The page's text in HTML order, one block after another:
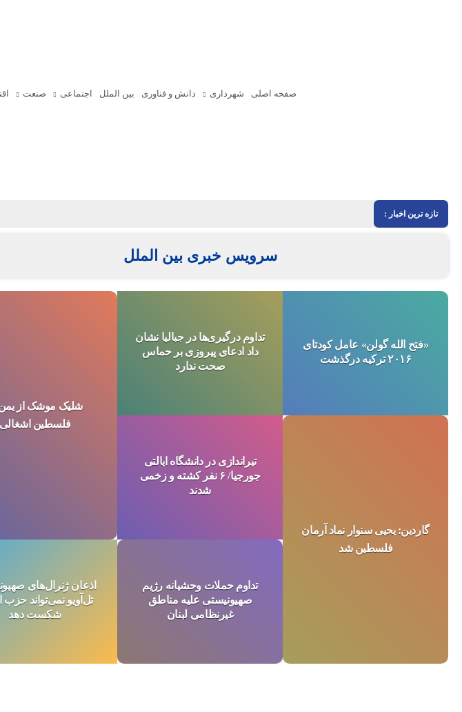
صفحه اصلی شهرداری دانش و فناوری بین الملل اجتماعی صنعت
تازه ترین اخبار :
سرویس خبری بین الملل
شلیک موشک از
فلسطین اشغالی
تداوم درگیری‌ها در جبالیا نشان
داد ادعای پیروزی بر حماس
صحت ندارد
«فتح الله گولن» عامل کودتای
۲۰۱۶ ترکیه درگذشت
تیراندازی در دانشگاه ایالتی
جورجیا/ ۶ نفر کشته و زخمی
شدند
گاردین: یحیی سنوار نماد آرمان
فلسطین شد
اذعان ژنرال‌های
تل‌آویو نمی‌تواند حزب
شکست دهد
تداوم حملات وحشیانه رژیم
صهیونیستی علیه مناطق
غیرنظامی لبنان